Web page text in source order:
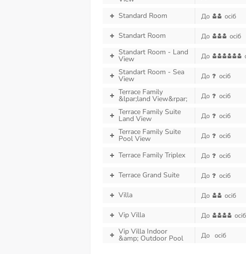
Standard Room До осіб
Standart Room До осіб
Standart Room - Land
View До
Standart Room - Sea
View До осіб
Terrace Family
&lpar;land View&rpar; До осіб
Terrace Family Suite
Land View До осіб
Terrace Family Suite
Pool View До осіб
Terrace Family Triplex До осіб
Terrace Grand Suite До осіб
Villa До осіб
Vip Villa До осіб
Vip Villa Indoor
&amp; Outdoor Pool До осіб